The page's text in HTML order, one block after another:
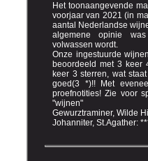
Het toonaangevende
voorjaar van 2021 (in magazine # 3) wederom een flink
aantal Nederlandse wijnen geproefd en beoordeeld. De
algemene opinie was dat de Nederlandse wijn
volwassen wordt.
Onze ingestuurde
beoordeeld met 3 keer
keer 3 sterren, wat staat voor resp. zeer goed (4 *) en
goed(3 *)!! Met eveneens mooie omschrijvingen en
proefnotities! Zie voor specifieke beoordelingen onder
"wijnen"
Gewurztraminer, Wilde
Johanniter, St.Agather: